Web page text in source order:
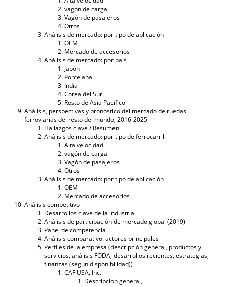
vagón de carga
Vagón de pasajeros
Otros
Análisis de mercado: por tipo de aplicación
OEM
Mercado de accesorios
Análisis de mercado: por país
Japón
Porcelana
India
Corea del Sur
Resto de Asia Pacífico
Análisis, perspectivas y pronóstico del mercado de ruedas
ferroviarias del resto del mundo, 2016-2025
Hallazgos clave / Resumen
Análisis de mercado: por tipo de ferrocarril
Alta velocidad
vagón de carga
Vagón de pasajeros
Otros
Análisis de mercado: por tipo de aplicación
OEM
Mercado de accesorios
Análisis competitivo
Desarrollos clave de la industria
Análisis de participación de mercado global (2019)
Panel de competencia
Análisis comparativo: actores principales
Perfiles de la empresa (descripción general, productos y
servicios, análisis FODA, desarrollos recientes, estrategias,
finanzas (según disponibilidad))
CAF USA, Inc.
Descripción general,